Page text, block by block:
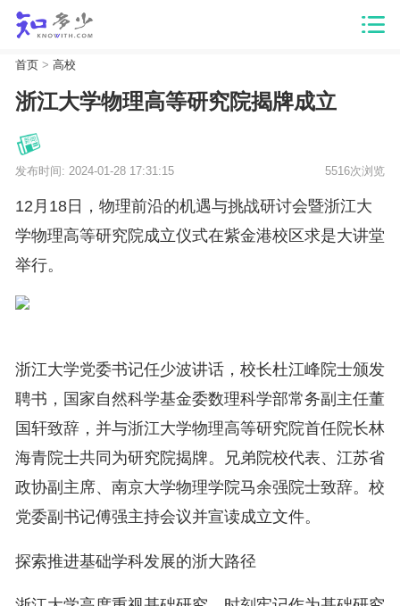
首页> 高校
浙江大学物理高等研究院揭牌成立
发布时间: 2024-01-28 17:31:15 5516次浏览
12月18日，物理前沿的机遇与挑战研讨会暨浙江大
学物理高等研究院成立仪式在紫金港校区求是大讲堂
举行。
浙江大学党委书记任少波讲话，校长杜江峰院士颁发
聘书，国家自然科学基金委数理科学部常务副主任董
国轩致辞，并与浙江大学物理高等研究院首任院长林
海青院士共同为研究院揭牌。兄弟院校代表、江苏省
政协副主席、南京大学物理学院马余强院士致辞。校
党委副书记傅强主持会议并宣读成立文件。
探索推进基础学科发展的浙大路径